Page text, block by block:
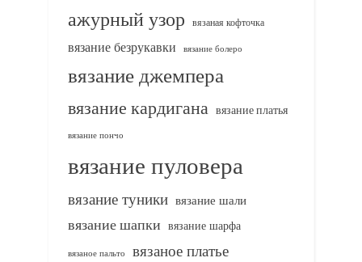
ажурный узор вязаная кофточка
вязание безрукавки вязание болеро
вязание джемпера
вязание кардигана вязание платья
вязание пончо
вязание пуловера
вязание туники вязание шали
вязание шапки вязание шарфа
вязаное пальто вязаное платье